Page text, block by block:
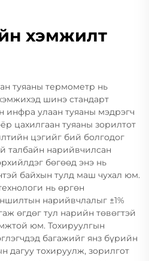
хэмжилт
туяаны термометр нь
шинэ стандарт
инфра улаан туяаны мэдрэгч
цахилгаан туяаны зорилтот
цэгийг бий болгодог
талбайн нарийвчилсан
бөгөөд энэ нь
байхын тулд маш чухал юм.
нь өргөн
нарийвчлалыг ±1%
өгдөг тул нарийн төвөгтэй
юм. Тохируулгын
багажийг янз бүрийн
дагуу тохируулж, зорилгот